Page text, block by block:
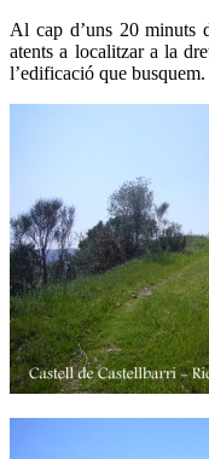
Al cap d’uns 20 minuts
atents a localitzar a la
l’edificació que busquem.